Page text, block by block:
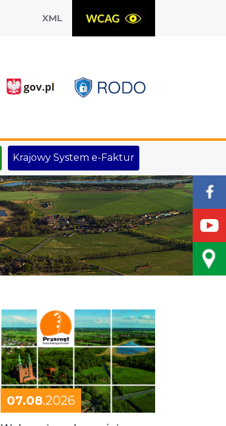
XML
Krajowy System e-Faktur
07.08.2026